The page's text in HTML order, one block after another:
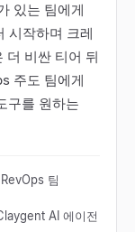
있는 팀에게
시작하며 크레
더 비싼 티어 뒤
주도 팀에게
구를 원하는
팀
AI 에이전